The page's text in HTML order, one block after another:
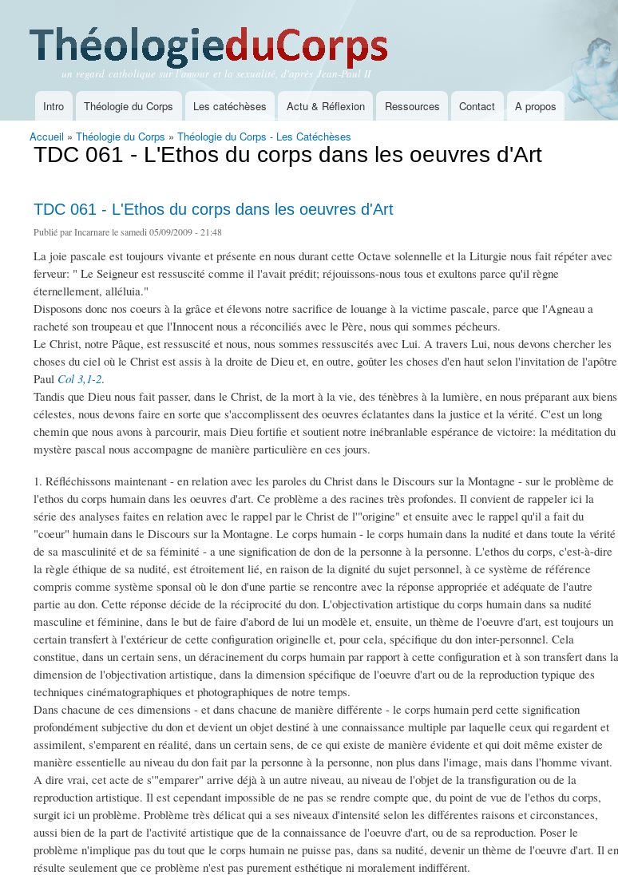
Théologie du Corps
un regard catholique sur l'amour et la sexualité, d'après Jean-Paul II
Menu principal
Intro Théologie du Corps Les catéchèses Actu & Réflexion Ressources Contact A propos
Vous êtes ici
Accueil » Théologie du Corps » Théologie du Corps - Les Catéchèses
TDC 061 - L'Ethos du corps dans les oeuvres d'Art
TDC 061 - L'Ethos du corps dans les oeuvres d'Art
Publié parIncarnarele samedi 05/09/2009 - 21:48
La joie pascale est toujours vivante et présente en nous durant cette Octave solennelle et la Liturgie nous fait répéter avec
ferveur: " Le Seigneur est ressuscité comme il l'avait prédit; réjouissons-nous tous et exultons parce qu'il règne
éternellement, alléluia."
Disposons donc nos coeurs à la grâce et élevons notre sacrifice de louange à la victime pascale, parce que l'Agneau a
racheté son troupeau et que l'Innocent nous a réconciliés avec le Père, nous qui sommes pécheurs.
Le Christ, notre Pâque, est ressuscité et nous, nous sommes ressuscités avec Lui. A travers Lui, nous devons chercher les
choses du ciel où le Christ est assis à la droite de Dieu et, en outre, goûter les choses d'en haut selon l'invitation de l'apôtre
Paul Col 3,1-2.
Tandis que Dieu nous fait passer, dans le Christ, de la mort à la vie, des ténèbres à la lumière, en nous préparant aux biens
célestes, nous devons faire en sorte que s'accomplissent des oeuvres éclatantes dans la justice et la vérité. C'est un long
chemin que nous avons à parcourir, mais Dieu fortifie et soutient notre inébranlable espérance de victoire: la méditation du
mystère pascal nous accompagne de manière particulière en ces jours.
1. Réfléchissons maintenant - en relation avec les paroles du Christ dans le Discours sur la Montagne - sur le problème de
l'ethos du corps humain dans les oeuvres d'art. Ce problème a des racines très profondes. Il convient de rappeler ici la
série des analyses faites en relation avec le rappel par le Christ de l'"origine" et ensuite avec le rappel qu'il a fait du
"coeur" humain dans le Discours sur la Montagne. Le corps humain - le corps humain dans la nudité et dans toute la vérité
de sa masculinité et de sa féminité - a une signification de don de la personne à la personne. L'ethos du corps, c'est-à-dire
la règle éthique de sa nudité, est étroitement lié, en raison de la dignité du sujet personnel, à ce système de référence
compris comme système sponsal où le don d'une partie se rencontre avec la réponse appropriée et adéquate de l'autre
partie au don. Cette réponse décide de la réciprocité du don. L'objectivation artistique du corps humain dans sa nudité
masculine et féminine, dans le but de faire d'abord de lui un modèle et, ensuite, un thème de l'oeuvre d'art, est toujours un
certain transfert à l'extérieur de cette configuration originelle et, pour cela, spécifique du don inter-personnel. Cela
constitue, dans un certain sens, un déracinement du corps humain par rapport à cette configuration et à son transfert dans la
dimension de l'objectivation artistique, dans la dimension spécifique de l'oeuvre d'art ou de la reproduction typique des
techniques cinématographiques et photographiques de notre temps.
Dans chacune de ces dimensions - et dans chacune de manière différente - le corps humain perd cette signification
profondément subjective du don et devient un objet destiné à une connaissance multiple par laquelle ceux qui regardent et
assimilent, s'emparent en réalité, dans un certain sens, de ce qui existe de manière évidente et qui doit même exister de
manière essentielle au niveau du don fait par la personne à la personne, non plus dans l'image, mais dans l'homme vivant.
A dire vrai, cet acte de s'"emparer" arrive déjà à un autre niveau, au niveau de l'objet de la transfiguration ou de la
reproduction artistique. Il est cependant impossible de ne pas se rendre compte que, du point de vue de l'ethos du corps,
surgit ici un problème. Problème très délicat qui a ses niveaux d'intensité selon les différentes raisons et circonstances,
aussi bien de la part de l'activité artistique que de la connaissance de l'oeuvre d'art, ou de sa reproduction. Poser le
problème n'implique pas du tout que le corps humain ne puisse pas, dans sa nudité, devenir un thème de l'oeuvre d'art. Il en
résulte seulement que ce problème n'est pas purement esthétique ni moralement indifférent.